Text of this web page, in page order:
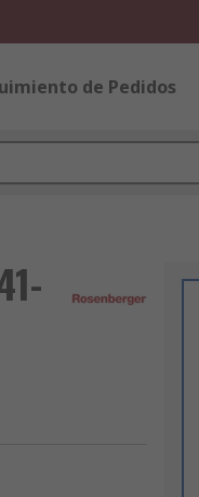
de Pedidos